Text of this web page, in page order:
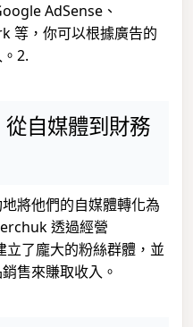
AdSense、
等，你可以根據廣告的
2.
自媒體到財務
將他們的自媒體轉化為
透過經營
了龐大的粉絲群體，並
售來賺取收入。